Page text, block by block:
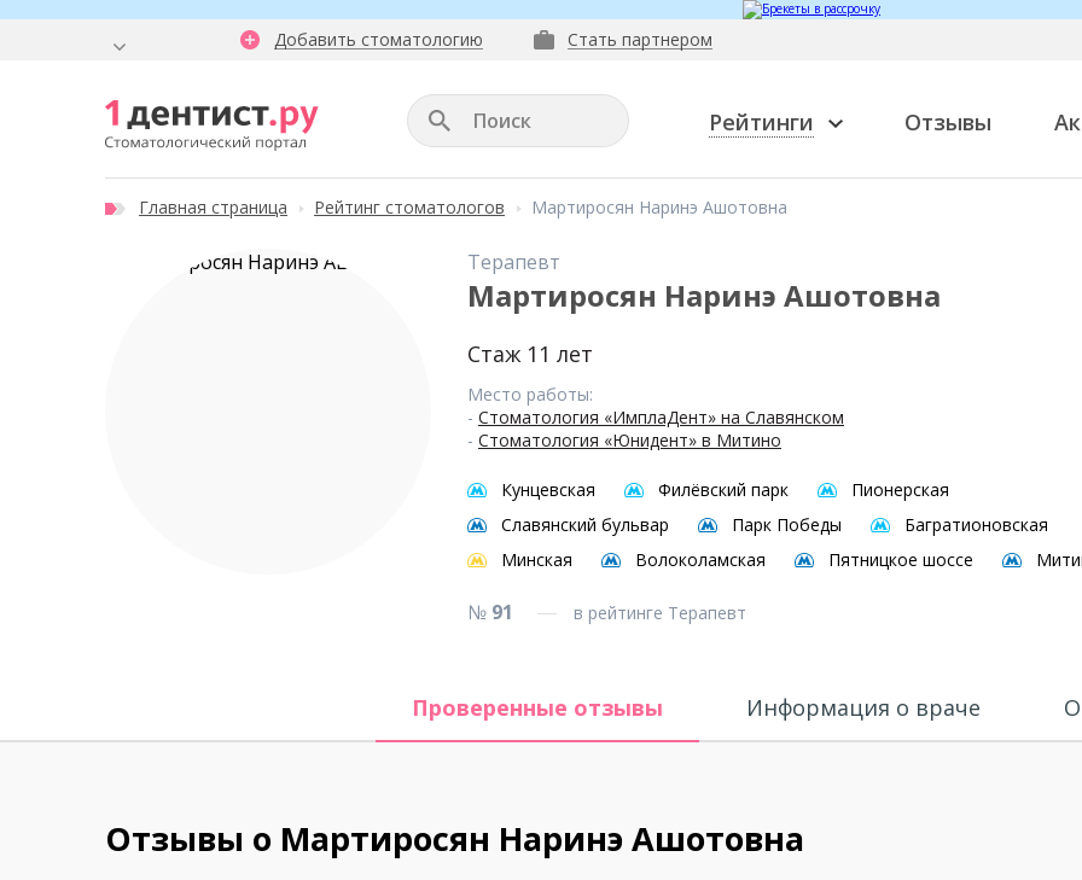
Добавить стоматологию Стать партнером
Рейтинги Отзывы
Главная страница Рейтинг стоматологов Мартиросян Наринэ Ашотовна
Терапевт
Мартиросян Наринэ Ашотовна
Стаж 11 лет
Место работы:
- Стоматология «ИмплаДент» на Славянском
- Стоматология «Юнидент» в Митино
Кунцевская Филёвский парк
Пионерская
Славянский бульвар
Парк Победы
Багратионовская
Минская
Волоколамская Пятницкое шоссе
№ 91 в рейтинге Терапевт
Проверенные отзывы Информация о враче
Отзывы о Мартиросян Наринэ Ашотовна